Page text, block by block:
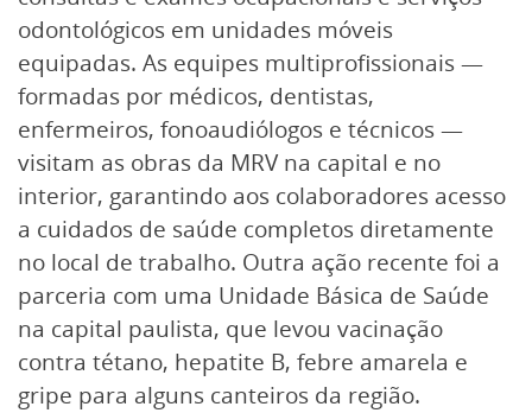
odontológicos em unidades móveis
equipadas. As equipes multiprofissionais —
formadas por médicos, dentistas,
enfermeiros, fonoaudiólogos e técnicos —
visitam as obras da MRV na capital e no
interior, garantindo aos colaboradores acesso
a cuidados de saúde completos diretamente
no local de trabalho. Outra ação recente foi a
parceria com uma Unidade Básica de Saúde
na capital paulista, que levou vacinação
contra tétano, hepatite B, febre amarela e
gripe para alguns canteiros da região.